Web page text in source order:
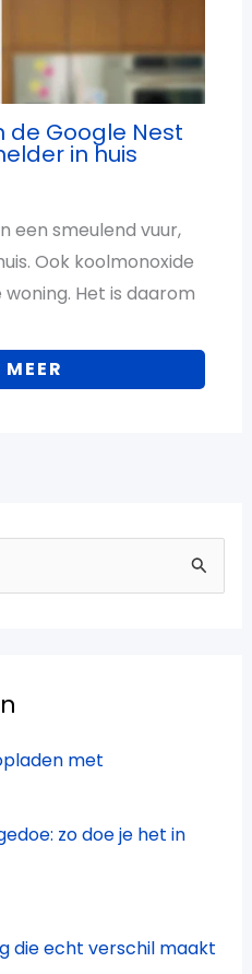
de Google Nest
in huis
een smeulend vuur,
Ook koolmonoxide
Het is daarom
MEER
met
zo doe je het in
die echt verschil maakt